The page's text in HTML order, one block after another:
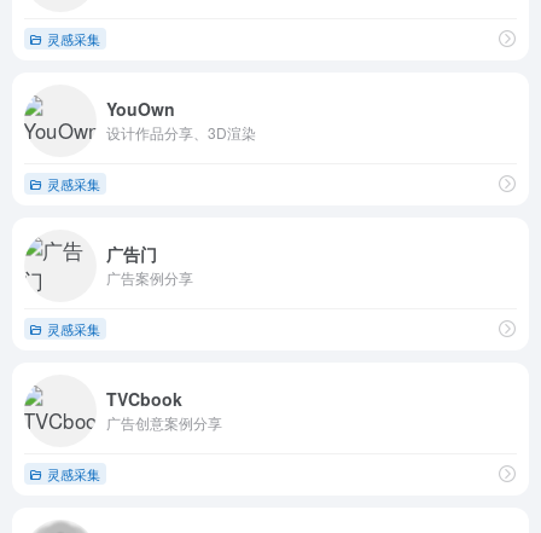
灵感采集
YouOwn
设计作品分享、3D渲染
灵感采集
广告门
广告案例分享
灵感采集
TVCbook
广告创意案例分享
灵感采集